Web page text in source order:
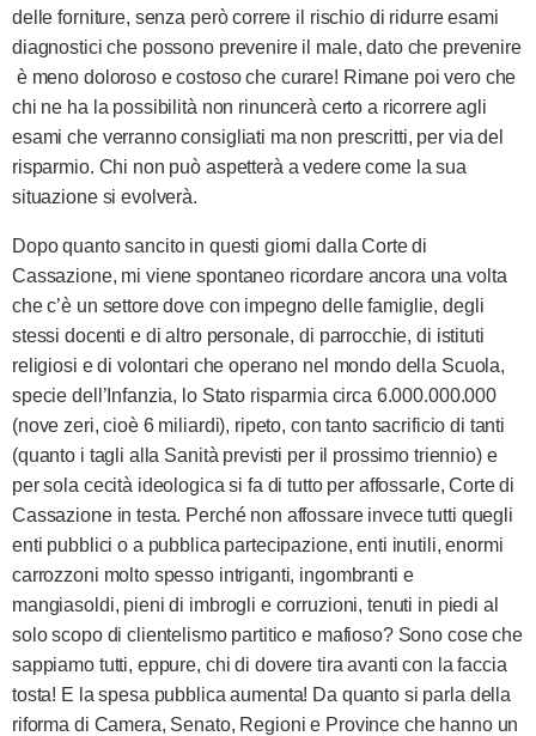
delle forniture, senza però correre il rischio di ridurre esami
diagnostici che possono prevenire il male, dato che prevenire
è meno doloroso e costoso che curare! Rimane poi vero che
chi ne ha la possibilità non rinuncerà certo a ricorrere agli
esami che verranno consigliati ma non prescritti, per via del
risparmio. Chi non può aspetterà a vedere come la sua
situazione si evolverà.
Dopo quanto sancito in questi giorni dalla Corte di
Cassazione, mi viene spontaneo ricordare ancora una volta
che c’è un settore dove con impegno delle famiglie, degli
stessi docenti e di altro personale, di parrocchie, di istituti
religiosi e di volontari che operano nel mondo della Scuola,
specie dell’Infanzia, lo Stato risparmia circa 6.000.000.000
(nove zeri, cioè 6 miliardi), ripeto, con tanto sacrificio di tanti
(quanto i tagli alla Sanità previsti per il prossimo triennio) e
per sola cecità ideologica si fa di tutto per affossarle, Corte di
Cassazione in testa. Perché non affossare invece tutti quegli
enti pubblici o a pubblica partecipazione, enti inutili, enormi
carrozzoni molto spesso intriganti, ingombranti e
mangiasoldi, pieni di imbrogli e corruzioni, tenuti in piedi al
solo scopo di clientelismo partitico e mafioso? Sono cose che
sappiamo tutti, eppure, chi di dovere tira avanti con la faccia
tosta! E la spesa pubblica aumenta! Da quanto si parla della
riforma di Camera, Senato, Regioni e Province che hanno un